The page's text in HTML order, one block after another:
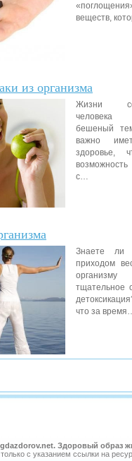
веществ,
из организма
Жизни
человека
бешеный
важно
здоровье,
возможность
с…
Знаете
приходом
организму
что за
Здоровый образ
с указанием ссылки на